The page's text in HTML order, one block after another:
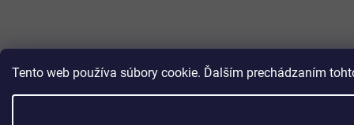
Tento web používa súbory cookie. Ďalším prechádzaním